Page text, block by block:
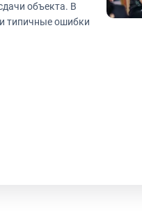
объекта. В
типичные ошибки